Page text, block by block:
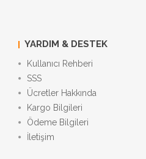
YARDIM & DESTEK
Kullanıcı Rehberi
SSS
Ücretler Hakkında
Kargo Bilgileri
Ödeme Bilgileri
İletişim